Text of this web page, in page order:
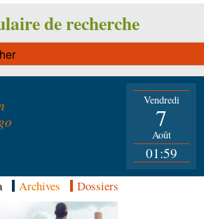
de recherche
Vendredi
7
Août
01:59
Archives Dossiers